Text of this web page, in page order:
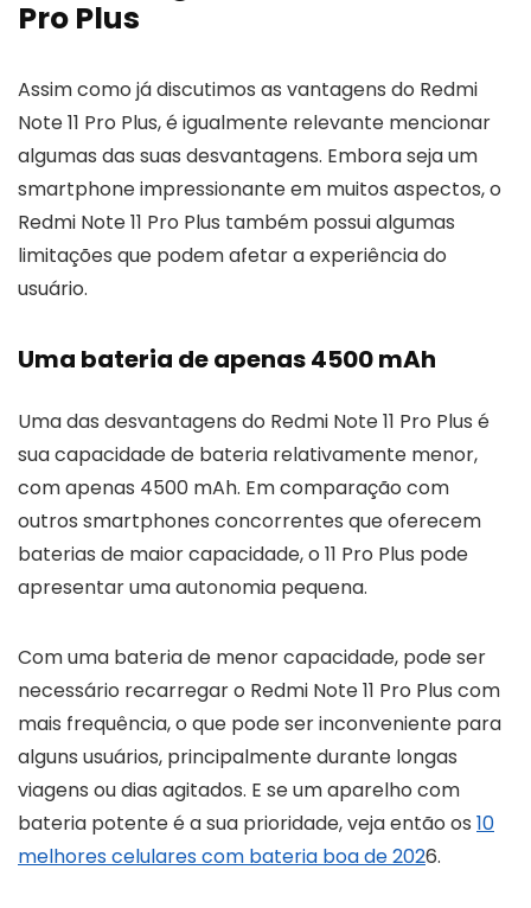
Pro Plus
Assim como já discutimos as vantagens do Redmi
Note 11 Pro Plus, é igualmente relevante mencionar
algumas das suas desvantagens. Embora seja um
smartphone impressionante em muitos aspectos, o
Redmi Note 11 Pro Plus também possui algumas
limitações que podem afetar a experiência do
usuário.
Uma bateria de apenas 4500 mAh
Uma das desvantagens do Redmi Note 11 Pro Plus é
sua capacidade de bateria relativamente menor,
com apenas 4500 mAh. Em comparação com
outros smartphones concorrentes que oferecem
baterias de maior capacidade, o 11 Pro Plus pode
apresentar uma autonomia pequena.
Com uma bateria de menor capacidade, pode ser
necessário recarregar o Redmi Note 11 Pro Plus com
mais frequência, o que pode ser inconveniente para
alguns usuários, principalmente durante longas
viagens ou dias agitados. E se um aparelho com
bateria potente é a sua prioridade, veja então os 10
melhores celulares com bateria boa de 2026.